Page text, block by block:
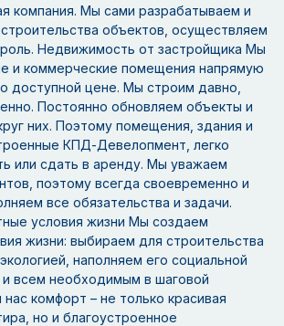
компания. Мы сами разрабатываем и
объектов, осуществляем
Недвижимость от застройщика Мы
и коммерческие помещения напрямую
доступной цене. Мы строим давно,
Постоянно обновляем объекты и
них. Поэтому помещения, здания и
КПД-Девелопмент, легко
или сдать в аренду. Мы уважаем
поэтому всегда своевременно и
все обязательства и задачи.
условия жизни Мы создаем
жизни: выбираем для строительства
наполняем его социальной
и всем необходимым в шаговой
комфорт – не только красивая
но и благоустроенное